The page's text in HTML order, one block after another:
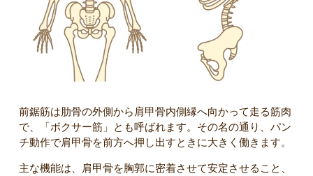
前鋸筋は肋骨の外側から肩甲骨内側縁へ向かって走る筋肉
で、「ボクサー筋」とも呼ばれます。その名の通り、パン
チ動作で肩甲骨を前方へ押し出すときに大きく働きます。
主な機能は、肩甲骨を胸郭に密着させて安定させること、